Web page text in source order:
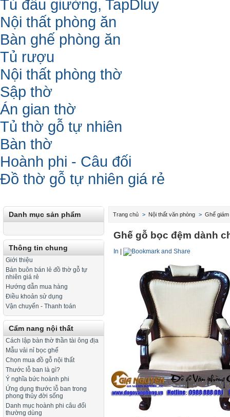
Tủ đầu giường, TapDluy
Nội thất phòng ăn
Bàn ghế phòng ăn
Tủ rượu
Nội thất phòng thờ
Sập thờ
Án gian thờ
Tủ thờ gỗ tự nhiên
Bàn thờ
Hoành phi - Câu đối
Đồ thờ gỗ tự nhiên giá rẻ
Danh mục sản phẩm
Thông tin chung
Giới thiệu
Bán buôn bán lẻ đồ thờ gỗ tự
nhiên giá rẻ
Hướng dẫn mua hàng
Điều khoản sử dụng
Vận chuyển - Thanh toán
Cẩm nang nội thất
Cách lập bàn thờ thần tài ông địa
Mẫu vải nỉ bọc ghế
Chọn mua đồ gỗ nội thất
Thước lỗ ban là gì?
Ý nghĩa bức hoành phi
Ứng dụng thước lỗ ban trong
phong thủy đời sống
Danh mục hoành phi câu đối
thường dùng
Trang chủ > Nội thất văn phòng > Ghế
Ghế gỗ bọc đệm dành
In